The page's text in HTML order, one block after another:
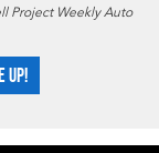
Project Weekly Auto
UP!